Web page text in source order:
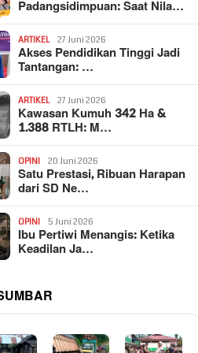
Padangsidimpuan: Saat Nila…
ARTIKEL 27 Juni 2026
Akses Pendidikan Tinggi Jadi
Tantangan: …
ARTIKEL 27 Juni 2026
Kawasan Kumuh 342 Ha &
1.388 RTLH: M…
OPINI 20 Juni 2026
Satu Prestasi, Ribuan Harapan
dari SD Ne…
OPINI 5 Juni 2026
Ibu Pertiwi Menangis: Ketika
Keadilan Ja…